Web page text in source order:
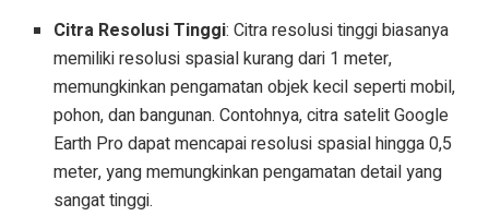
Citra Resolusi Tinggi: Citra resolusi tinggi biasanya
memiliki resolusi spasial kurang dari 1 meter,
memungkinkan pengamatan objek kecil seperti mobil,
pohon, dan bangunan. Contohnya, citra satelit Google
Earth Pro dapat mencapai resolusi spasial hingga 0,5
meter, yang memungkinkan pengamatan detail yang
sangat tinggi.